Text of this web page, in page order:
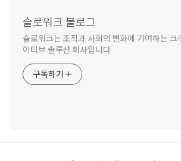
슬로워크 블로그
슬로워크는 조직과 사회의 변화에 기여하는 크
이티브 솔루션 회사입니다
구독하기